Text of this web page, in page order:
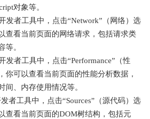
对象等。
发者工具中，点击“Network”（网络）选
查看当前页面的网络请求，包括请求类
等。
发者工具中，点击“Performance”（性
你可以查看当前页面的性能分析数据，
间、内存使用情况等。
者工具中，点击“Sources”（源代码）选
查看当前页面的DOM树结构，包括元